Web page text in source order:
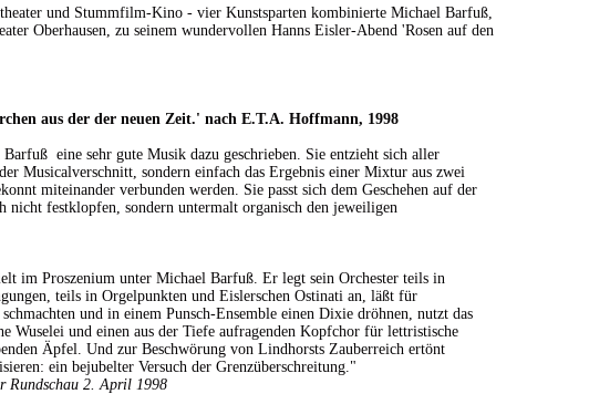
und Stummfilm-Kino - vier Kunstsparten kombinierte Michael Barfuß,
Oberhausen, zu seinem wundervollen Hanns Eisler-Abend 'Rosen auf den
aus der der neuen Zeit.' nach E.T.A. Hoffmann, 1998
eine sehr gute Musik dazu geschrieben. Sie entzieht sich aller
Musicalverschnitt, sondern einfach das Ergebnis einer Mixtur aus zwei
miteinander verbunden werden. Sie passt sich dem Geschehen auf der
nicht festklopfen, sondern untermalt organisch den jeweiligen
im Proszenium unter Michael Barfuß. Er legt sein Orchester teils in
teils in Orgelpunkten und Eislerschen Ostinati an, läßt für
und in einem Punsch-Ensemble einen Dixie dröhnen, nutzt das
Wuselei und einen aus der Tiefe aufragenden Kopfchor für lettristische
Äpfel. Und zur Beschwörung von Lindhorsts Zauberreich ertönt
ein bejubelter Versuch der Grenzüberschreitung."
Rundschau 2. April 1998